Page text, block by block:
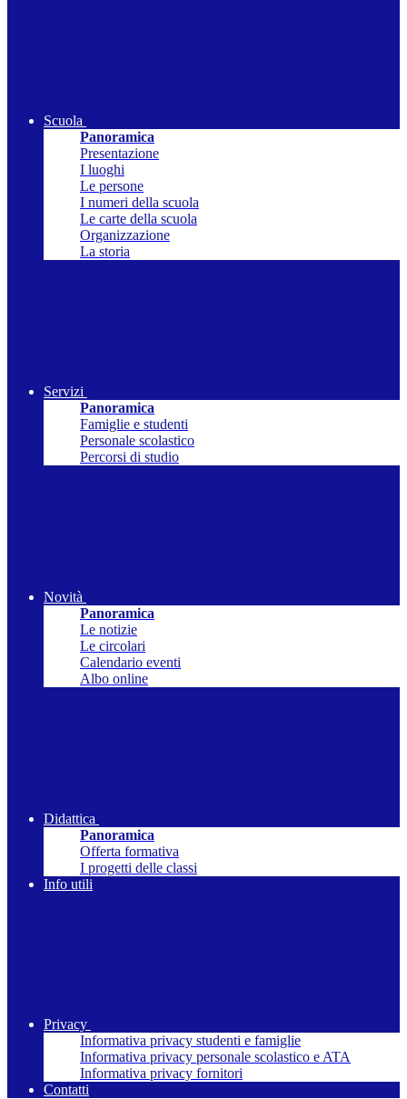
Scuola
Panoramica
Presentazione
I luoghi
Le persone
I numeri della scuola
Le carte della scuola
Organizzazione
La storia
Servizi
Panoramica
Famiglie e studenti
Personale scolastico
Percorsi di studio
Novità
Panoramica
Le notizie
Le circolari
Calendario eventi
Albo online
Didattica
Panoramica
Offerta formativa
I progetti delle classi
Info utili
Privacy
Informativa privacy studenti e famiglie
Informativa privacy personale scolastico e ATA
Informativa privacy fornitori
Contatti